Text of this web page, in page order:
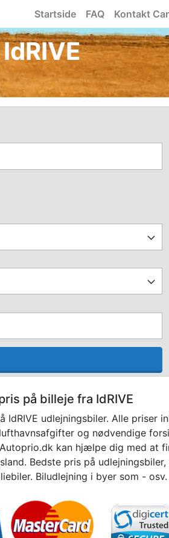
Startside FAQ Kontakt
på billeje fra IdRIVE
IdRIVE udlejningsbiler. Alle priser
og nødvendige
kan hjælpe dig med at
Bedste pris på udlejningsbiler,
Biludlejning i byer som - osv.